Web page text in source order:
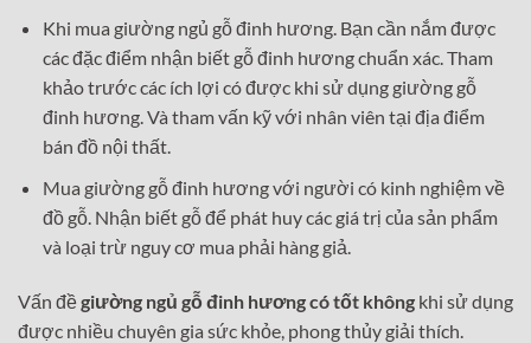
Khi mua giường ngủ gỗ đinh hương. Bạn cần nắm được
các đặc điểm nhận biết gỗ đinh hương chuẩn xác. Tham
khảo trước các ích lợi có được khi sử dụng giường gỗ
đinh hương. Và tham vấn kỹ với nhân viên tại địa điểm
bán đồ nội thất.
Mua giường gỗ đinh hương với người có kinh nghiệm về
đồ gỗ. Nhận biết gỗ để phát huy các giá trị của sản phẩm
và loại trừ nguy cơ mua phải hàng giả.
Vấn đềgiường ngủ gỗ đinh hương có tốt không khi sử dụng
được nhiều chuyên gia sức khỏe, phong thủy giải thích.